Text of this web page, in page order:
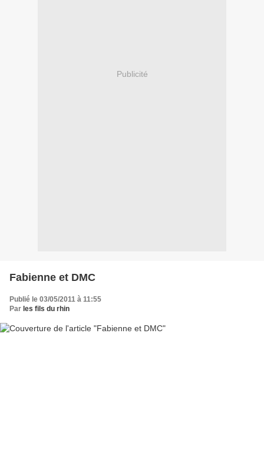
Publicité
Fabienne et DMC
Publié le 03/05/2011 à 11:55
Par les fils du rhin